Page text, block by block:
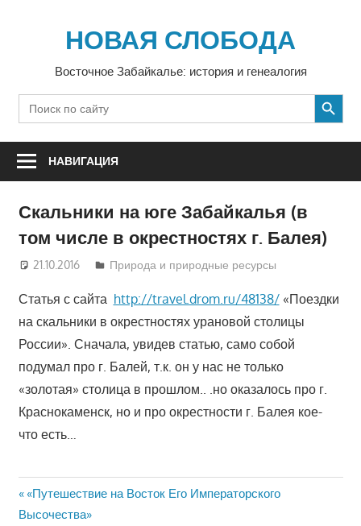
содержимомуНОВАЯ СЛОБОДА
Восточное Забайкалье: история и генеалогия
Search
for:
SEARCH BUTTON
НАВИГАЦИЯ
Скальники на юге Забайкалья (в
том числе в окрестностях г. Балея)
21.10.2016 Алексей Викулов
Природа и природные ресурсы
Статья с сайта http://travel.drom.ru/48138/«Поездки
на скальники в окрестностях урановой столицы
России». Сначала, увидев статью, само собой
подумал про г. Балей, т.к. он у нас не только
«золотая» столица в прошлом.. .но оказалось про г.
Краснокаменск, но и про окрестности г. Балея кое-
что есть…
Навигация
Предыдущая
запись:
«Путешествие на Восток Его Императорского
Высочества»